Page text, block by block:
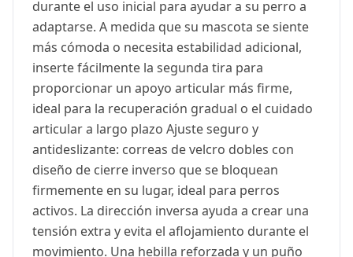
durante el uso inicial para ayudar a su perro a
adaptarse. A medida que su mascota se siente
más cómoda o necesita estabilidad adicional,
inserte fácilmente la segunda tira para
proporcionar un apoyo articular más firme,
ideal para la recuperación gradual o el cuidado
articular a largo plazo Ajuste seguro y
antideslizante: correas de velcro dobles con
diseño de cierre inverso que se bloquean
firmemente en su lugar, ideal para perros
activos. La dirección inversa ayuda a crear una
tensión extra y evita el aflojamiento durante el
movimiento. Una hebilla reforzada y un puño